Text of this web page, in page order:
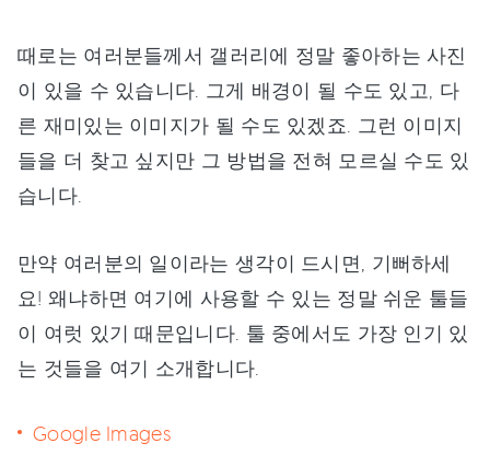
때로는 여러분들께서 갤러리에 정말 좋아하는 사진
이 있을 수 있습니다. 그게 배경이 될 수도 있고, 다
른 재미있는 이미지가 될 수도 있겠죠. 그런 이미지
들을 더 찾고 싶지만 그 방법을 전혀 모르실 수도 있
습니다.
만약 여러분의 일이라는 생각이 드시면, 기뻐하세
요! 왜냐하면 여기에 사용할 수 있는 정말 쉬운 툴들
이 여럿 있기 때문입니다. 툴 중에서도 가장 인기 있
는 것들을 여기 소개합니다.
Google Images